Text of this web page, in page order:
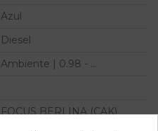
Azul
Diesel
Ambiente | 0.98 - ...
FOCUS BERLINA (CAK)